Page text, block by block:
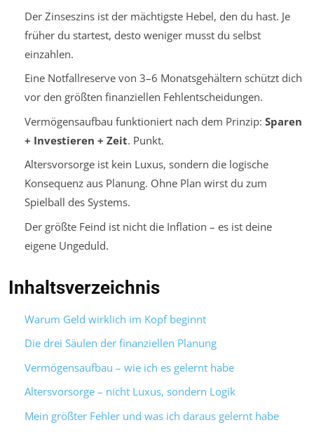
Der Zinseszins ist der mächtigste Hebel, den du hast. Je
früher du startest, desto weniger musst du selbst
einzahlen.
Eine Notfallreserve von 3–6 Monatsgehältern schützt dich
vor den größten finanziellen Fehlentscheidungen.
Vermögensaufbau funktioniert nach dem Prinzip: Sparen
+ Investieren + Zeit. Punkt.
Altersvorsorge ist kein Luxus, sondern die logische
Konsequenz aus Planung. Ohne Plan wirst du zum
Spielball des Systems.
Der größte Feind ist nicht die Inflation – es ist deine
eigene Ungeduld.
Inhaltsverzeichnis
Warum Geld wirklich im Kopf beginnt
Die drei Säulen der finanziellen Planung
Vermögensaufbau – wie ich es gelernt habe
Altersvorsorge – nicht Luxus, sondern Logik
Mein größter Fehler und was ich daraus gelernt habe